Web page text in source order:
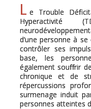
L e Trouble
d’une personne à
contrôler ses
base, les
également souffrir
chronique et de
répercussions
surmenage induit
personnes atteintes